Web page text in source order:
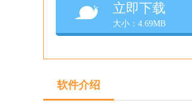
立即下载
大小：4.69MB
软件介绍